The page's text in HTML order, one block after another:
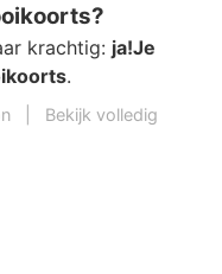
krachtig: ja!Je
.
Bekijk volledig